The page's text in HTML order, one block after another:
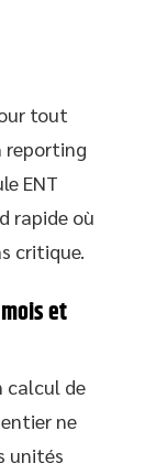
tout
reporting
ENT
rapide où
critique.
et
calcul de
ne
unités